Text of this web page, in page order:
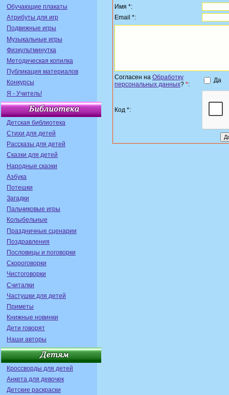
Обучающие плакаты
Атрибуты для игр
Подвижные игры
Музыкальные игры
Физкультминутка
Методическая копилка
Публикация материалов
Конкурсы
Я - Учитель!
Детская библиотека
Стихи для детей
Рассказы для детей
Сказки для детей
Народные сказки
Азбука
Потешки
Загадки
Пальчиковые игры
Колыбельные
Праздничные сценарии
Поздравления
Пословицы и поговорки
Скороговорки
Чистоговорки
Считалки
Частушки для детей
Приметы
Книжные новинки
Дети говорят
Наши авторы
Кроссворды для детей
Анкета для девочек
Детские раскраски
Имя *:
Email *:
Согласен на Обработку
персональных данных? *:
Да
Код *: